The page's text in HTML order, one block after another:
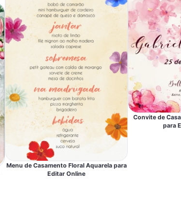
Menu de Casamento Floral Aquarela para
Editar Online
Convite de
para